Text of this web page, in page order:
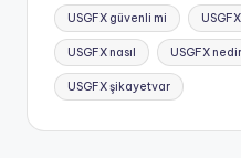
USGFX güvenli mi
USGFX nasıl USGFX nedir
USGFX şikayetvar